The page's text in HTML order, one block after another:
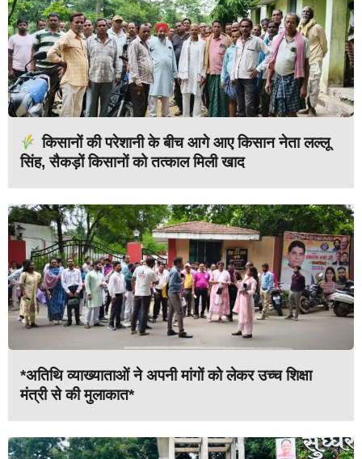
किसानों की परेशानी के बीच आगे आए किसान नेता लल्लू
सिंह, सैकड़ों किसानों को तत्काल मिली खाद
*अतिथि व्याख्याताओं ने अपनी मांगों को लेकर उच्च शिक्षा
मंत्री से की मुलाकात*